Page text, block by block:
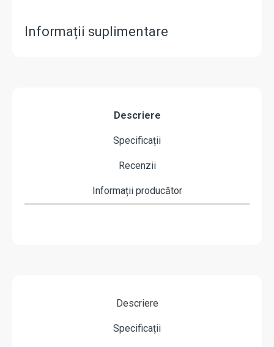
Informații suplimentare
Descriere
Specificații
Recenzii
Informații producător
Descriere
Specificații